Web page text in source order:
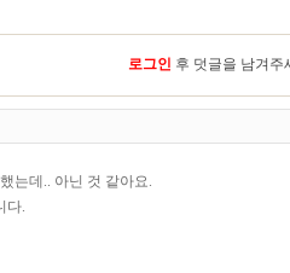
로그인 후 덧글을 남겨주
는데.. 아닌 것 같아요.
다.